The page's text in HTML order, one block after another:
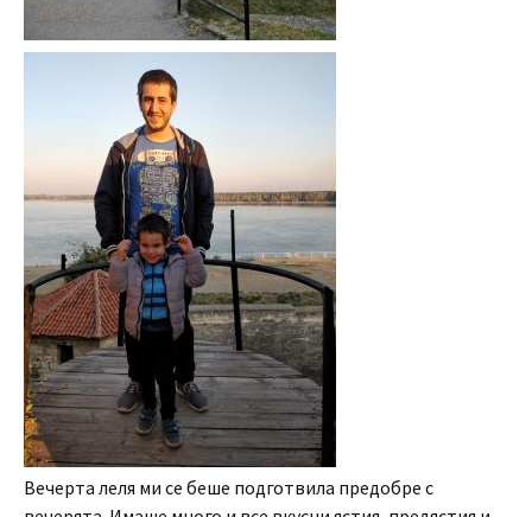
Вечерта леля ми се беше подготвила предобре с